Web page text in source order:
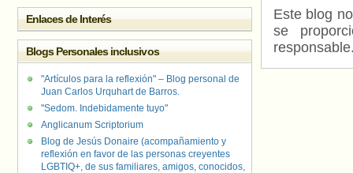
Este blog
se
Enlaces de Interés
Blogs Personales inclusivos
"Artículos para la reflexión" – Blog personal de
Juan Carlos Urquhart de Barros.
"Sedom. Indebidamente tuyo"
Anglicanum Scriptorium
Blog de Jesús Donaire (acompañamiento y
reflexión en favor de las personas creyentes
LGBTIQ+, de sus familiares, amigos, conocidos,